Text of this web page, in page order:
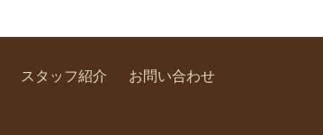
スタッフ紹介 お問い合わせ